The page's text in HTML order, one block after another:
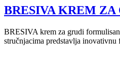
BRESIVA KREM ZA
BRESIVA krem za grudi
stručnjacima predstavlja inovativnu